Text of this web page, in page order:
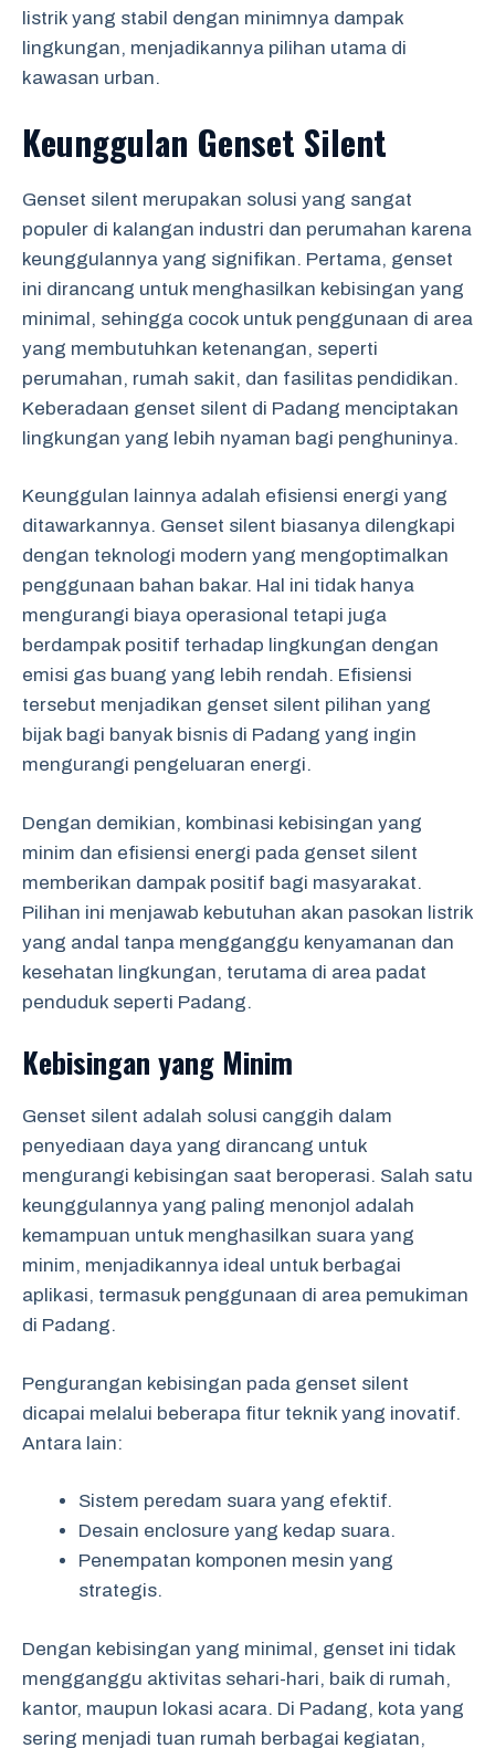
listrik yang stabil dengan minimnya dampak
lingkungan, menjadikannya pilihan utama di
kawasan urban.
Keunggulan Genset Silent
Genset silent merupakan solusi yang sangat
populer di kalangan industri dan perumahan karena
keunggulannya yang signifikan. Pertama, genset
ini dirancang untuk menghasilkan kebisingan yang
minimal, sehingga cocok untuk penggunaan di area
yang membutuhkan ketenangan, seperti
perumahan, rumah sakit, dan fasilitas pendidikan.
Keberadaan genset silent di Padang menciptakan
lingkungan yang lebih nyaman bagi penghuninya.
Keunggulan lainnya adalah efisiensi energi yang
ditawarkannya. Genset silent biasanya dilengkapi
dengan teknologi modern yang mengoptimalkan
penggunaan bahan bakar. Hal ini tidak hanya
mengurangi biaya operasional tetapi juga
berdampak positif terhadap lingkungan dengan
emisi gas buang yang lebih rendah. Efisiensi
tersebut menjadikan genset silent pilihan yang
bijak bagi banyak bisnis di Padang yang ingin
mengurangi pengeluaran energi.
Dengan demikian, kombinasi kebisingan yang
minim dan efisiensi energi pada genset silent
memberikan dampak positif bagi masyarakat.
Pilihan ini menjawab kebutuhan akan pasokan listrik
yang andal tanpa mengganggu kenyamanan dan
kesehatan lingkungan, terutama di area padat
penduduk seperti Padang.
Kebisingan yang Minim
Genset silent adalah solusi canggih dalam
penyediaan daya yang dirancang untuk
mengurangi kebisingan saat beroperasi. Salah satu
keunggulannya yang paling menonjol adalah
kemampuan untuk menghasilkan suara yang
minim, menjadikannya ideal untuk berbagai
aplikasi, termasuk penggunaan di area pemukiman
di Padang.
Pengurangan kebisingan pada genset silent
dicapai melalui beberapa fitur teknik yang inovatif.
Antara lain:
Sistem peredam suara yang efektif.
Desain enclosure yang kedap suara.
Penempatan komponen mesin yang
strategis.
Dengan kebisingan yang minimal, genset ini tidak
mengganggu aktivitas sehari-hari, baik di rumah,
kantor, maupun lokasi acara. Di Padang, kota yang
sering menjadi tuan rumah berbagai kegiatan,